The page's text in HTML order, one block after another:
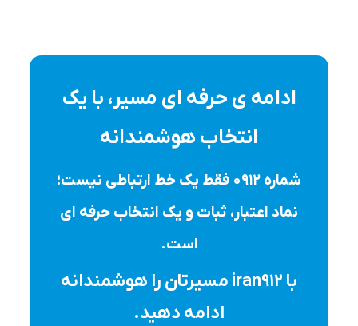
ادامه ی حرفه ای مسیر، با یک
انتخاب هوشمندانه
شماره ۰۹۱۲ فقط یک خط ارتباطی نیست؛
نماد اعتبار، ثبات و یک انتخاب حرفه ای
است.
با iran912 مسیرتان را هوشمندانه
ادامه دهید.